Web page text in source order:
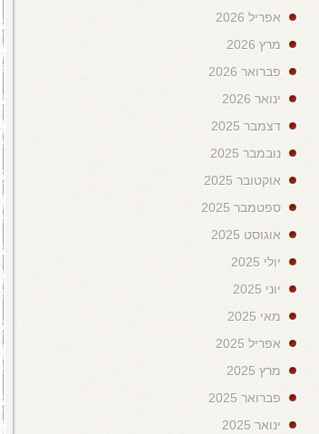
אפריל 2026
מרץ 2026
פברואר 2026
ינואר 2026
דצמבר 2025
נובמבר 2025
אוקטובר 2025
ספטמבר 2025
אוגוסט 2025
יולי 2025
יוני 2025
מאי 2025
אפריל 2025
מרץ 2025
פברואר 2025
ינואר 2025